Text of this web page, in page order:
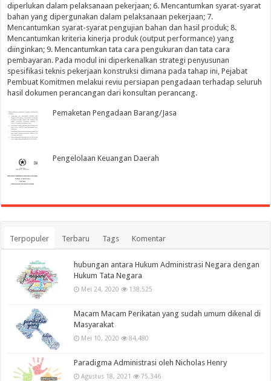
diperlukan dalam pelaksanaan pekerjaan; 6. Mencantumkan syarat-syarat
bahan yang dipergunakan dalam pelaksanaan pekerjaan; 7.
Mencantumkan syarat-syarat pengujian bahan dan hasil produk; 8.
Mencantumkan kriteria kinerja produk (output performance) yang
diinginkan; 9. Mencantumkan tata cara pengukuran dan tata cara
pembayaran. Pada modul ini diperkenalkan strategi penyusunan
spesifikasi teknis pekerjaan konstruksi dimana pada tahap ini, Pejabat
Pembuat Komitmen melakui reviu persiapan pengadaan terhadap seluruh
hasil dokumen perancangan dari konsultan perancang.
Pemaketan Pengadaan Barang/Jasa
Pengelolaan Keuangan Daerah
Terpopuler Terbaru Tags Komentar
hubungan antara Hukum Administrasi Negara dengan
Hukum Tata Negara
Mei 24, 2020 138,525
Macam Macam Perikatan yang sudah umum dikenal di
Masyarakat
Mei 10, 2020 84,480
Paradigma Administrasi oleh Nicholas Henry
Agustus 18, 2021 75,346